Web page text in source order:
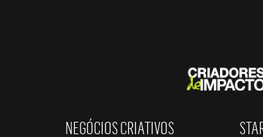
NEGÓCIOS CRIATIVOS